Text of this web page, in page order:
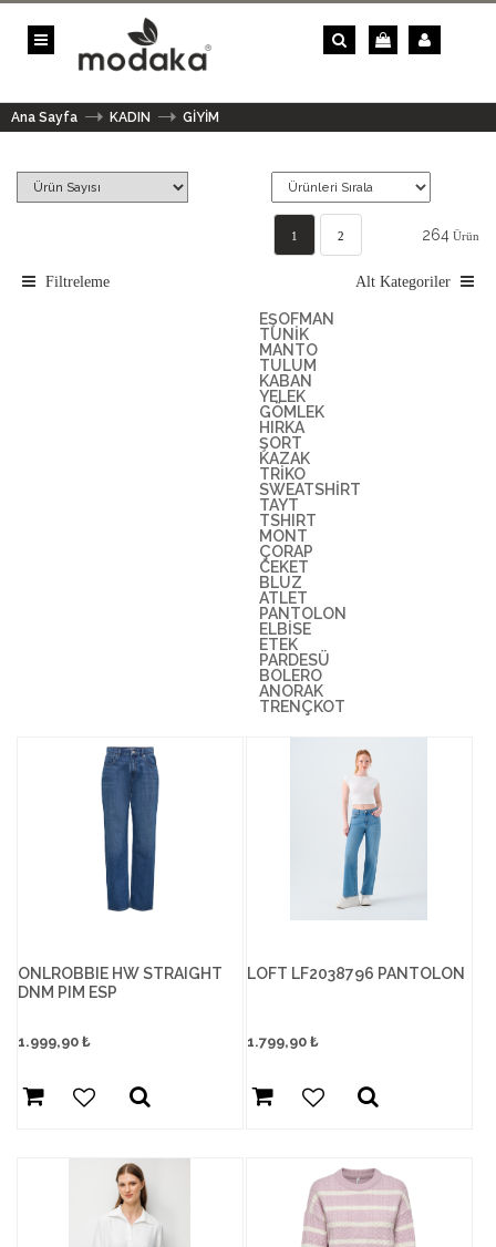
Ana Sayfa KADIN GİYİM
264 Ürün
1 2
» »»
Filtreleme Alt Kategoriler
EŞOFMAN
TUNİK
MANTO
TULUM
KABAN
YELEK
GÖMLEK
HIRKA
ŞORT
KAZAK
TRİKO
SWEATSHİRT
TAYT
TSHIRT
MONT
ÇORAP
CEKET
BLUZ
ATLET
PANTOLON
ELBİSE
ETEK
PARDESÜ
BOLERO
ANORAK
TRENÇKOT
ONLROBBIE HW STRAIGHT
DNM PIM ESP
1.999,90 ₺
LOFT LF2038796 PANTOLON
1.799,90₺